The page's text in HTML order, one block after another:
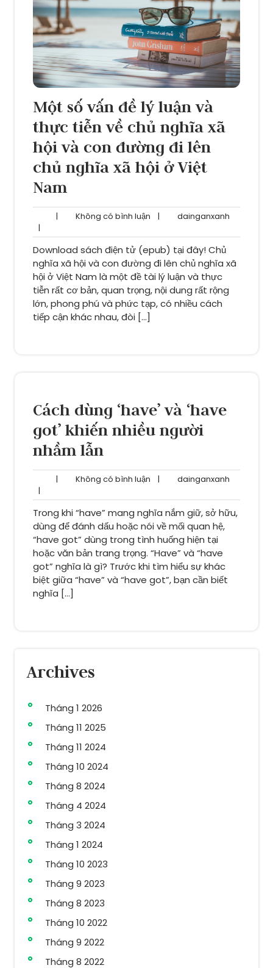
Một số vấn đề lý luận và
thực tiễn về chủ nghĩa xã
hội và con đường đi lên
chủ nghĩa xã hội ở Việt
Nam
| Không có bình luận Không
bình
luận
| dainganxanh
|
Download sách điện tử (epub) tại đây! Chủ
nghĩa xã hội và con đường đi lên chủ nghĩa xã
hội ở Việt Nam là một đề tài lý luận và thực
tiễn rất cơ bản, quan trọng, nội dung rất rộng
lớn, phong phú và phức tạp, có nhiều cách
tiếp cận khác nhau, đòi […]
Cách dùng ‘have’ và ‘have
got’ khiến nhiều người
nhầm lẫn
| Không có bình luận Không
bình
luận
| dainganxanh
|
Trong khi “have” mang nghĩa nắm giữ, sở hữu,
dùng để đánh dấu hoặc nói về mối quan hệ,
“have got” dùng trong tình huống hiện tại
hoặc văn bản trang trọng. “Have” và “have
got” nghĩa là gì? Trước khi tìm hiểu sự khác
biệt giữa “have” và “have got”, bạn cần biết
nghĩa […]
Archives
Tháng 1 2026
Tháng 11 2025
Tháng 11 2024
Tháng 10 2024
Tháng 8 2024
Tháng 4 2024
Tháng 3 2024
Tháng 1 2024
Tháng 10 2023
Tháng 9 2023
Tháng 8 2023
Tháng 10 2022
Tháng 9 2022
Tháng 8 2022